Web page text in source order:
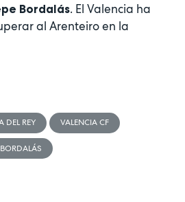
Bordalás. El Valencia ha
al Arenteiro en la
DEL REY VALENCIA CF